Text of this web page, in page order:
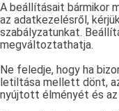
A beállításait bármikor
az adatkezelésről,
szabályzatunkat.
megváltoztathatja.
Ne feledje, hogy ha
letiltása mellett dönt,
nyújtott élményét és